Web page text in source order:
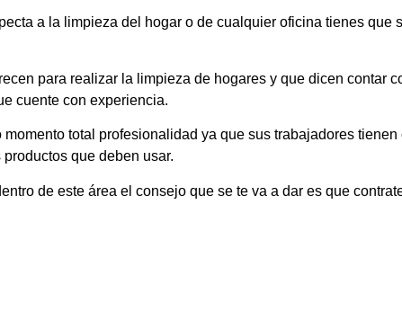
a la limpieza del hogar o de cualquier oficina tienes que
para realizar la limpieza de hogares y que dicen contar
cuente con experiencia.
total profesionalidad ya que sus trabajadores tienen
que deben usar.
de este área el consejo que se te va a dar es que